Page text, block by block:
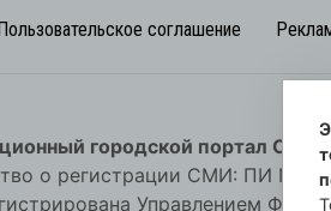
соглашение
городской портал
о регистрации СМИ: ПИ №57-
Управлением